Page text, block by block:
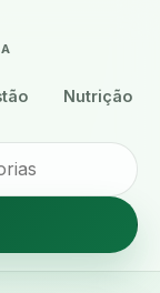
Nutrição